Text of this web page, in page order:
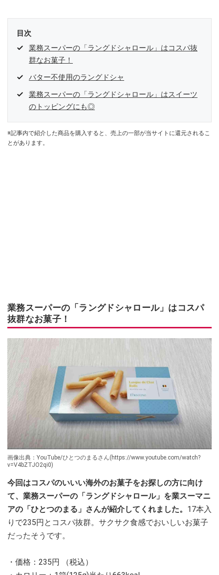
目次
業務スーパーの「ラングドシャロール」はコスパ抜
群なお菓子！
バター不使用のラングドシャ
業務スーパーの「ラングドシャロール」はスイーツ
のトッピングにも◎
※記事内で紹介した商品を購入すると、売上の一部が当サイトに還元されるこ
とがあります。
業務スーパーの「ラングドシャロール」はコスパ
抜群なお菓子！
画像出典：YouTube/ひとつのまるさん(https://www.youtube.com/watch?
v=V4bZTJO2qi0)
今回はコスパのいいい海外のお菓子をお探しの方に向け
て、業務スーパーの「ラングドシャロール」を業スーマニ
アの「ひとつのまる」さんが紹介してくれました。 17本入
りで235円とコスパ抜群。サクサク食感でおいしいお菓子
だったそうです。
・価格：235円 （税込）